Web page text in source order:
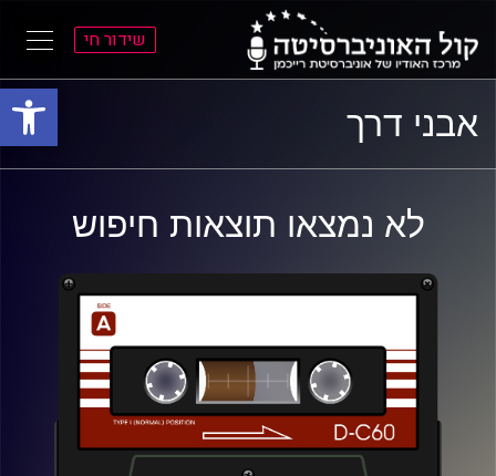
פתח
התפריט
הראשי
התוכן
הראשי
שידור חי
אבני דרך
לא נמצאו תוצאות חיפוש